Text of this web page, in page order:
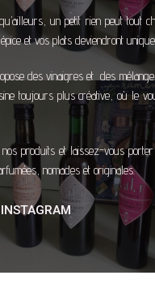
un petit rien peut tout
et vos plats deviendront
des vinaigres et des
toujours plus créative, où le
nos produits et laissez-vous
nomades et originales.